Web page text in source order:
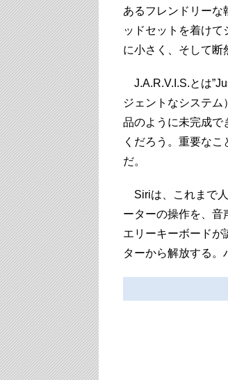
あるフレンドリーな
ッドセットを着け
に小さく、そして断
J.A.R.V.I.S.とは
ジェントなシステ
品のように未完成で
くだろう。重要な
だ。
Siriは、これまで人
ーターの操作を、音
エリーキーボードが
ターから解放する。